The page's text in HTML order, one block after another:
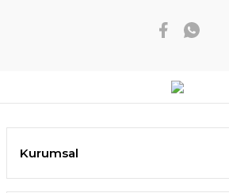
Kurumsal